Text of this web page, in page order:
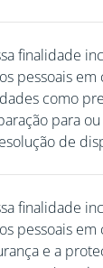
finalidade
pessoais em
como
para
de
finalidade
pessoais em
e a